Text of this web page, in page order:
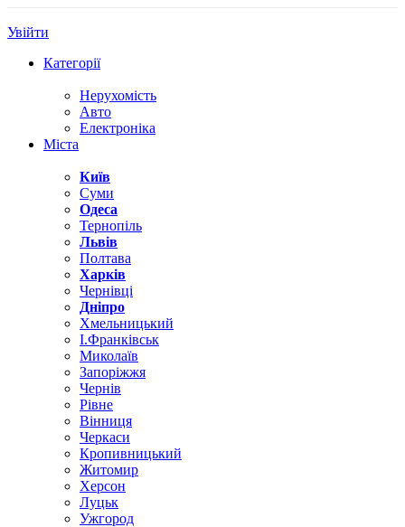
Увійти
Категорії
Нерухомість
Авто
Електроніка
Міста
Київ
Суми
Одеса
Тернопіль
Львів
Полтава
Харків
Чернівці
Дніпро
Хмельницький
І.Франківськ
Миколаїв
Запоріжжя
Чернів
Рівне
Вінниця
Черкаси
Кропивницький
Житомир
Херсон
Луцьк
Ужгород